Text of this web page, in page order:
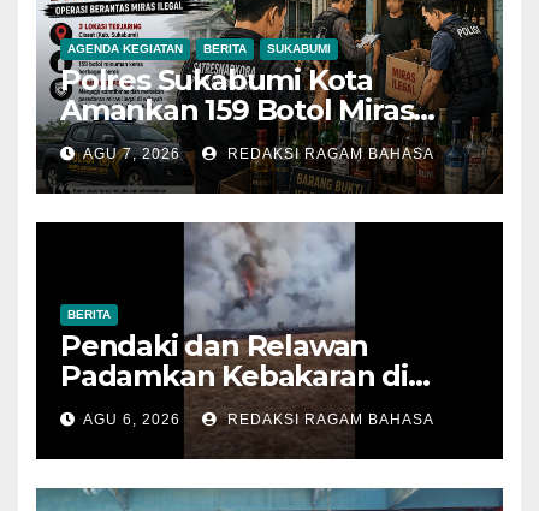
AGENDA KEGIATAN BERITA SUKABUMI
Polres Sukabumi Kota
Amankan 159 Botol Miras
Ilegal dari Tiga Lokasi dalam
Operasi Penyakit Masyarakat
AGU 7, 2026 REDAKSI RAGAM BAHASA
BERITA
Pendaki dan Relawan
Padamkan Kebakaran di
Alun-alun Suryakencana
Sebelum Meluas
AGU 6, 2026 REDAKSI RAGAM BAHASA